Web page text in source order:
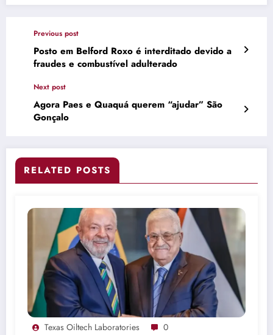
Previous post
Posto em Belford Roxo é interditado devido a
fraudes e combustível adulterado
Next post
Agora Paes e Quaquá querem “ajudar” São
Gonçalo
RELATED POSTS
Texas Oiltech Laboratories 0